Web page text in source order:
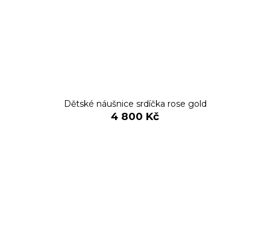
Dětské náušnice srdíčka rose gold
4 800 Kč